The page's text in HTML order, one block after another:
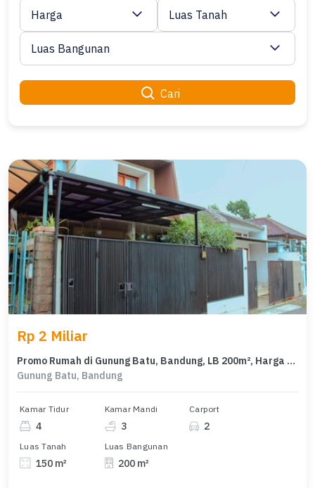
Cari
Harga Luas Tanah
Luas Bangunan
Rp 2 Miliar
Promo Rumah di Gunung Batu, Bandung, LB 200m², Harga 2 Miliar
Gunung Batu, Bandung
Kamar Tidur
4
Kamar Mandi
3
Carport
2
Luas Tanah
150 m²
Luas Bangunan
200 m²